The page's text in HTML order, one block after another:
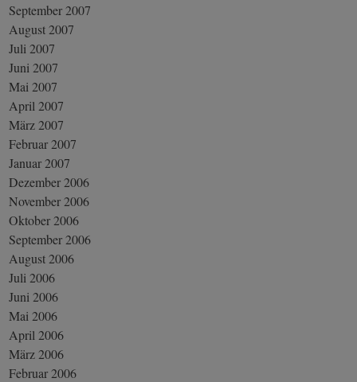
September 2007
August 2007
Juli 2007
Juni 2007
Mai 2007
April 2007
März 2007
Februar 2007
Januar 2007
Dezember 2006
November 2006
Oktober 2006
September 2006
August 2006
Juli 2006
Juni 2006
Mai 2006
April 2006
März 2006
Februar 2006